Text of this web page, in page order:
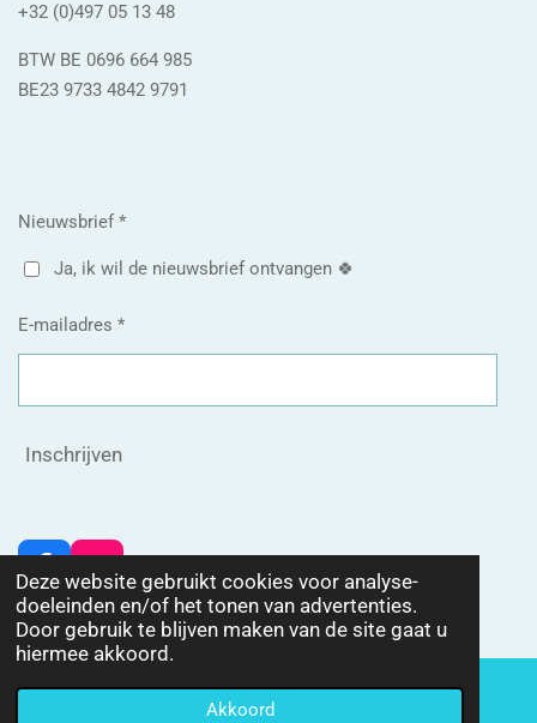
Deze website gebruikt cookies voor analyse-
doeleinden en/of het tonen van advertenties.
Door gebruik te blijven maken van de site gaat u
hiermee akkoord.
Akkoord
+32 (0)497 05 13 48
BTW BE 0696 664 985
BE23 9733 4842 9791
Nieuwsbrief *
Ja, ik wil de nieuwsbrief ontvangen 🍀
E-mailadres *
Inschrijven
F
a
c
e
o
I
n
s
t
g
© 2023 - 2026 LesleySunMoonStars
Telefoonnummer